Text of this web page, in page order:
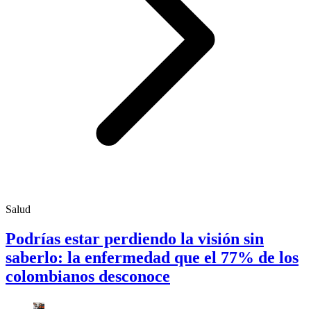
Salud
Podrías estar perdiendo la visión sin
saberlo: la enfermedad que el 77% de los
colombianos desconoce